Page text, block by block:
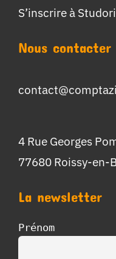
S’inscrire à
Nous contacter
4 Rue Georges
77680 Roissy-en-
La newsletter
Prénom